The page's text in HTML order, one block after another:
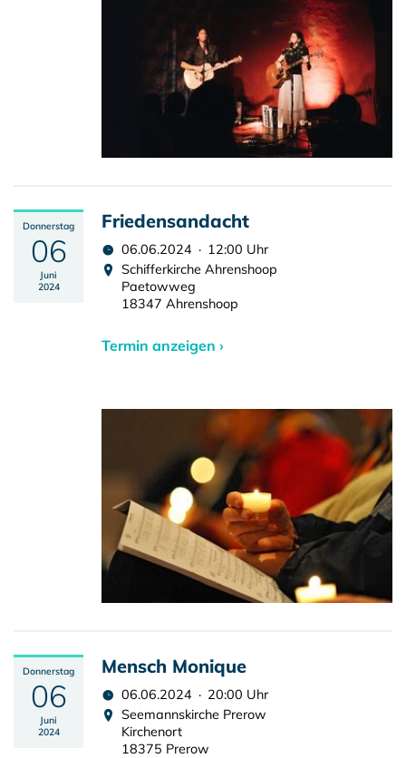
Donnerstag
06
Juni
2024
Friedensandacht
06.06.2024 · 12:00 Uhr
Schifferkirche Ahrenshoop
Paetowweg
18347 Ahrenshoop
Termin anzeigen ›
Donnerstag
06
Juni
2024
Mensch Monique
06.06.2024 · 20:00 Uhr
Seemannskirche Prerow
Kirchenort
18375 Prerow